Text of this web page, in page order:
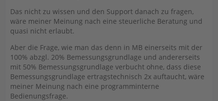
Das nicht zu wissen und den Support danach zu fragen,
wäre meiner Meinung nach eine steuerliche Beratung und
quasi nicht erlaubt.
Aber die Frage, wie man das denn in MB einerseits mit der
100% abzgl. 20% Bemessungsgrundlage und andererseits
mit 50% Bemessungsgrundlage verbucht ohne, dass diese
Bemessungsgrundlage ertragstechnisch 2x auftaucht, wäre
meiner Meinung nach eine programminterne
Bedienungsfrage.